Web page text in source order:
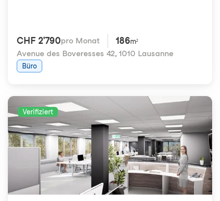
CHF 2'790pro Monat 186m²
Avenue des Boveresses 42, 1010 Lausanne
Büro
Verifiziert